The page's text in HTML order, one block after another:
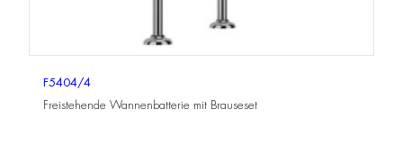
F5404/4
Freistehende Wannenbatterie mit Brauseset